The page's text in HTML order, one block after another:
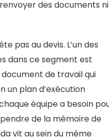
des documents ni
pas au devis. L’un des
dans ce segment est
document de travail qui
un plan d’exécution
équipe a besoin
de la mémoire de
vit au sein du même